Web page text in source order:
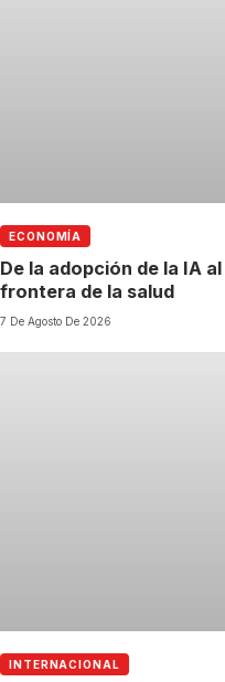
ECONOMÍA
De la adopción de la IA
frontera de la salud
7 De Agosto De 2026
INTERNACIONAL